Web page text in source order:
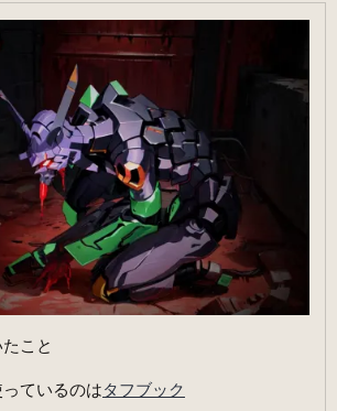
こと
ているのはタフブック